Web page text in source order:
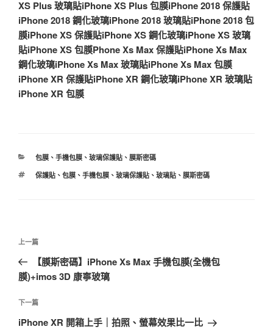
XS Plus 玻璃貼iPhone XS Plus 包膜iPhone 2018 保護貼
iPhone 2018 鋼化玻璃iPhone 2018 玻璃貼iPhone 2018 包
膜iPhone XS 保護貼iPhone XS 鋼化玻璃iPhone XS 玻璃
貼iPhone XS 包膜Phone Xs Max 保護貼iPhone Xs Max
鋼化玻璃iPhone Xs Max 玻璃貼iPhone Xs Max 包膜
iPhone XR 保護貼iPhone XR 鋼化玻璃iPhone XR 玻璃貼
iPhone XR 包膜
分
包膜、 手機包膜、 玻璃保護貼、 膜斯密碼
標
保護貼、 包膜、 手機包膜、 玻璃保護貼、 玻璃貼、 膜斯密碼
文
導
覽
上
一
篇
章
上一篇
【膜斯密碼】iPhone Xs Max 手機包膜(全機包
膜)+imos 3D 康寧玻璃
下
一
下一篇
iPhone XR 開箱上手｜拍照、螢幕效果比一比